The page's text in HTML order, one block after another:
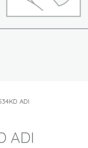
ADI
ADI